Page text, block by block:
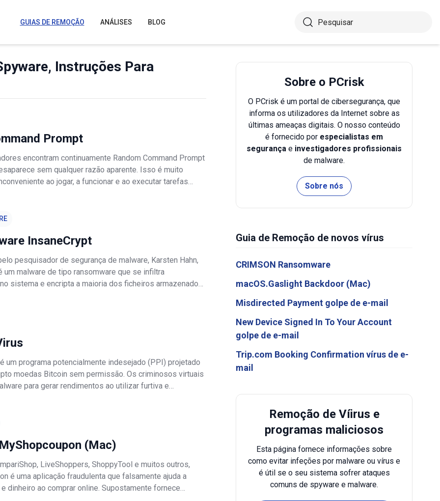
GUIAS DE REMOÇÃO ANÁLISES BLOG
Instruções Para
Prompt
encontram continuamente Random Command Prompt
sem qualquer razão aparente. Isso é muito
ao jogar, a funcionar e ao executar tarefas
InsaneCrypt
pesquisador de segurança de malware, Karsten Hahn,
um malware de tipo ransomware que se infiltra
sistema e encripta a maioria dos ficheiros armazenados.
um programa potencialmente indesejado (PPI) projetado
moedas Bitcoin sem permissão. Os criminosos virtuais
para gerar rendimentos ao utilizar furtiva e
(Mac)
LiveShoppers, ShoppyTool e muitos outros,
é uma aplicação fraudulenta que falsamente ajuda a
dinheiro ao comprar online. Supostamente fornece
Sobre o PCrisk
O PCrisk é um portal de cibersegurança, que
informa os utilizadores da Internet sobre as
últimas ameaças digitais. O nosso conteúdo
é fornecido por especialistas em
segurança e investigadores profissionais
de malware.
Sobre nós
Guia de Remoção de novos vírus
CRIMSON Ransomware
macOS.Gaslight Backdoor (Mac)
Misdirected Payment golpe de e-mail
New Device Signed In To Your Account
golpe de e-mail
Trip.com Booking Confirmation vírus de e-
mail
Remoção de Víirus e
programas maliciosos
Esta página fornece informações sobre
como evitar infeções por malware ou vírus e
é útil se o seu sistema sofrer ataques
comuns de spyware e malware.